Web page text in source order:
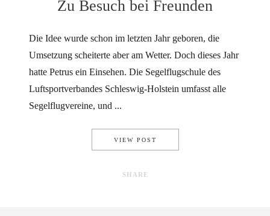
Zu Besuch bei Freunden
Die Idee wurde schon im letzten Jahr geboren, die
Umsetzung scheiterte aber am Wetter. Doch dieses Jahr
hatte Petrus ein Einsehen. Die Segelflugschule des
Luftsportverbandes Schleswig-Holstein umfasst alle
Segelflugvereine, und ...
VIEW POST
SHARE